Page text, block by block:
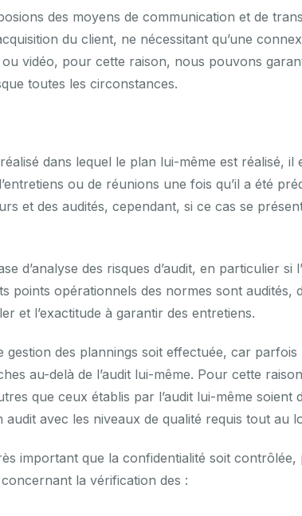
des moyens de communication et de
du client, ne nécessitant qu’une
vidéo, pour cette raison, nous pouvons
toutes les circonstances.
dans lequel le plan lui-même est réalisé,
ou de réunions une fois qu’il a été
et des audités, cependant, si ce cas se
d’analyse des risques d’audit, en particulier si
points opérationnels des normes sont audités,
et l’exactitude à garantir des entretiens.
gestion des plannings soit effectuée, car
au-delà de l’audit lui-même. Pour cette
que ceux établis par l’audit lui-même soient
avec les niveaux de qualité requis tout au
important que la confidentialité soit
la vérification des :